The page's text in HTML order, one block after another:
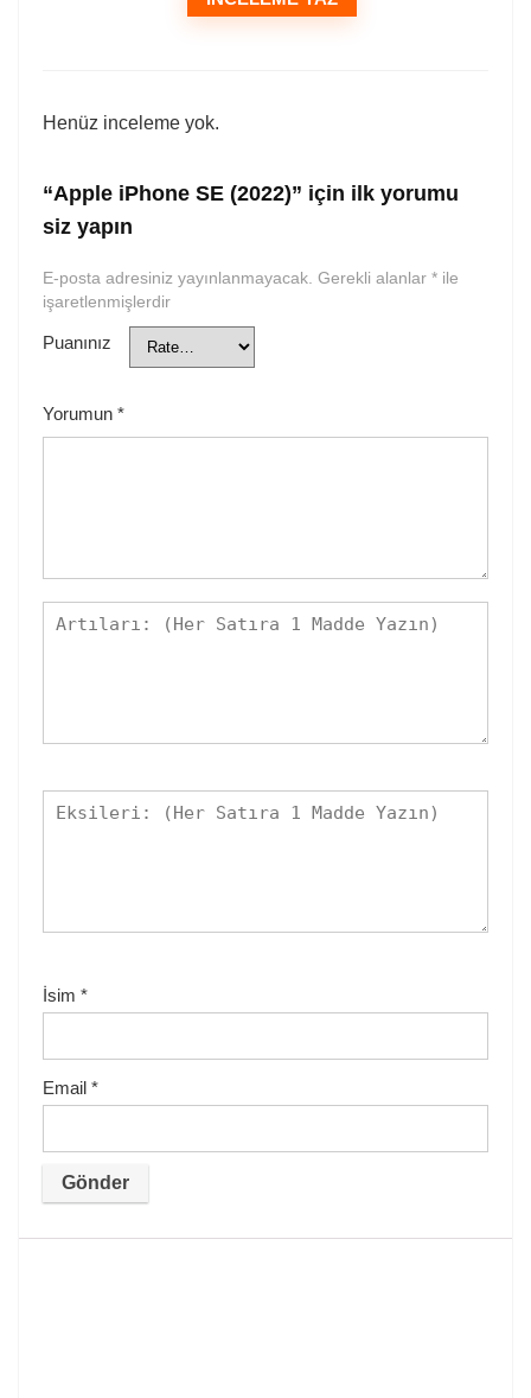
Henüz inceleme yok.
“Apple iPhone SE (2022)” için ilk yorumu
siz yapın
E-posta adresiniz yayınlanmayacak. Gerekli alanlar * ile
işaretlenmişlerdir
Puanınız
Yorumun *
İsim *
Email *